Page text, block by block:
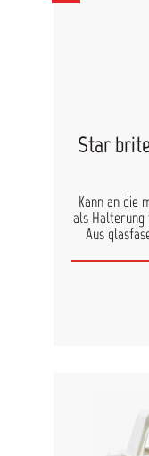
Star
Kann an die
als Halterung
Aus